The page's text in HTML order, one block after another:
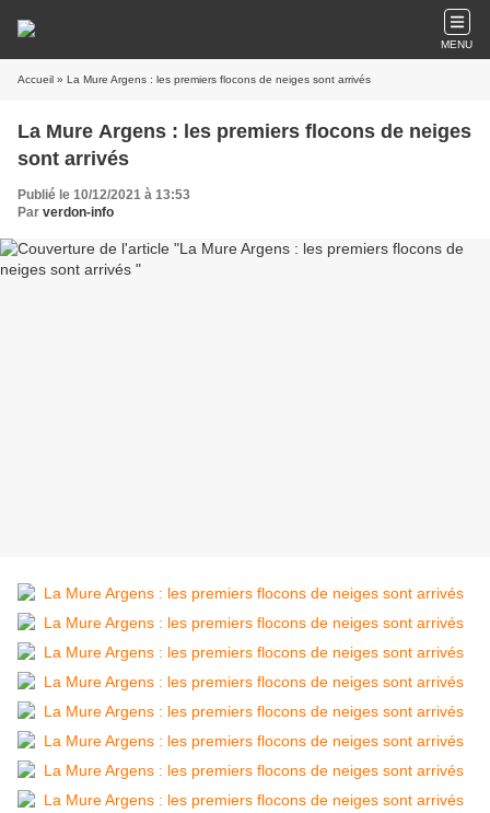
MENU
Accueil » La Mure Argens : les premiers flocons de neiges sont arrivés
La Mure Argens : les premiers flocons de neiges
sont arrivés
Publié le 10/12/2021 à 13:53
Par verdon-info